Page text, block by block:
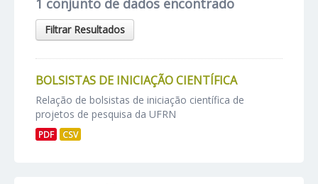
1 conjunto de dados encontrado
Filtrar Resultados
BOLSISTAS DE INICIAÇÃO CIENTÍFICA
Relação de bolsistas de iniciação científica de
projetos de pesquisa da UFRN
PDF CSV